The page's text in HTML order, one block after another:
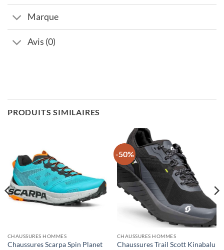
Marque
Avis (0)
PRODUITS SIMILAIRES
CHAUSSURES HOMMES
Chaussures Scarpa Spin Planet
-50%
CHAUSSURES HOMMES
Chaussures Trail Scott Kinabalu